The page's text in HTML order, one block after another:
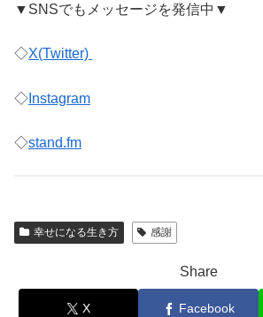
▼SNSでもメッセージを発信中▼
◇X(Twitter)
◇ Instagram
◇stand.fm
幸せになる生き方 感謝
Share
X Facebook